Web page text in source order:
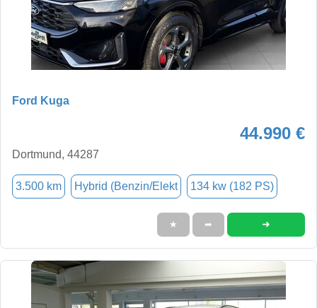
Ford Kuga
44.990 €
Dortmund, 44287
3.500 km Hybrid (Benzin/Elekt 134 kw (182 PS)
★ ➦ ➜